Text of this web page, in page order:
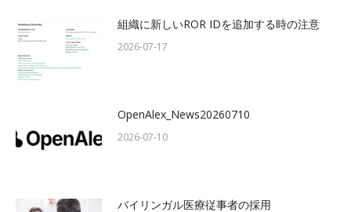
組織に新しいROR IDを追加する時の注意
2026-07-17
OpenAlex_News20260710
2026-07-10
バイリンガル医療従事者の採用